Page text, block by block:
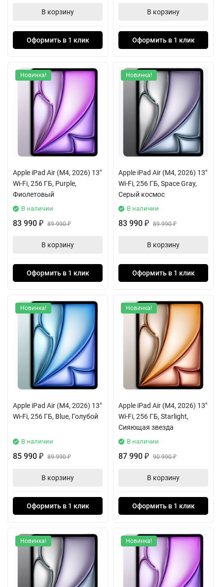
В корзину
Оформить в 1 клик
В корзину
Оформить в 1 клик
Новинка!
Apple iPad Air (M4, 2026) 13"
Wi-Fi, 256 ГБ, Purple,
Фиолетовый
В наличии
83 990 ₽ 89 990₽
В корзину
Оформить в 1 клик
Новинка!
Apple iPad Air (M4, 2026) 13"
Wi-Fi, 256 ГБ, Space Gray,
Серый космос
В наличии
83 990 ₽ 89 990₽
В корзину
Оформить в 1 клик
Новинка!
Apple iPad Air (M4, 2026) 13"
Wi-Fi, 256 ГБ, Blue, Голубой
В наличии
85 990 ₽ 89 990₽
В корзину
Оформить в 1 клик
Новинка!
Apple iPad Air (M4, 2026) 13"
Wi-Fi, 256 ГБ, Starlight,
Сияющая звезда
В наличии
87 990 ₽ 90 990₽
В корзину
Оформить в 1 клик
Новинка! Новинка!